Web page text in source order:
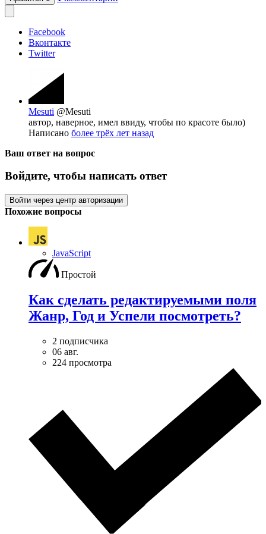
Facebook
Вконтакте
Twitter
Mesuti @Mesuti
автор, наверное, имел ввиду, чтобы по красоте было)
Написано более трёх лет назад
Ваш ответ на вопрос
Войдите, чтобы написать ответ
Войти через центр авторизации
Похожие вопросы
JavaScript
Простой
Как сделать редактируемыми поля
Жанр, Год и Успели посмотреть?
2 подписчика
06 авг.
224 просмотра